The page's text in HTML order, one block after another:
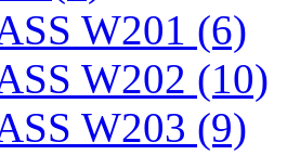
W201 (6)
W202 (10)
W203 (9)